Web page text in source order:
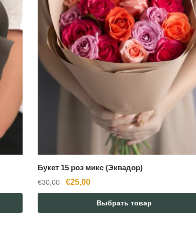
Букет 15 роз микс (Эквадор)
€30,00
Первоначальная
цена
составляла
€25,00Текущая
цена:
€25,00.
Выбрать товар